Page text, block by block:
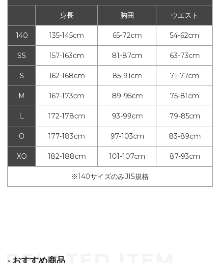
身長 胸囲 ウエスト
140 135-145cm 65-72cm 54-62cm
SS 157-163cm 81-87cm 63-73cm
S 162-168cm 85-91cm 71-77cm
M 167-173cm 89-95cm 75-81cm
L 172-178cm 93-99cm 79-85cm
O 177-183cm 97-103cm 83-89cm
XO 182-188cm 101-107cm 87-93cm
※140サイズのみJIS規格
- おすすめ商品